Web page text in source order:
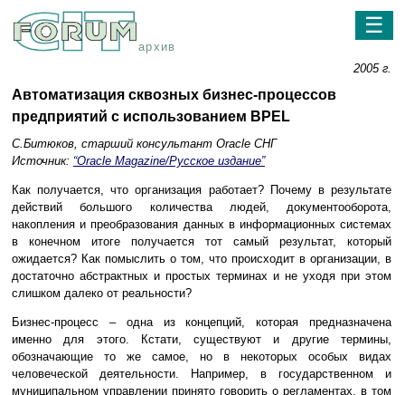
архив
☰
2005 г.
Автоматизация сквозных бизнес-процессов
предприятий с использованием BPEL
С.Битюков, старший консультант Oracle СНГ
Источник: “Oracle Magazine/Русское издание”
Как получается, что организация работает? Почему в результате
действий большого количества людей, документооборота,
накопления и преобразования данных в информационных системах
в конечном итоге получается тот самый результат, который
ожидается? Как помыслить о том, что происходит в организации, в
достаточно абстрактных и простых терминах и не уходя при этом
слишком далеко от реальности?
Бизнес-процесс – одна из концепций, которая предназначена
именно для этого. Кстати, существуют и другие термины,
обозначающие то же самое, но в некоторых особых видах
человеческой деятельности. Например, в государственном и
муниципальном управлении принято говорить о регламентах, в том